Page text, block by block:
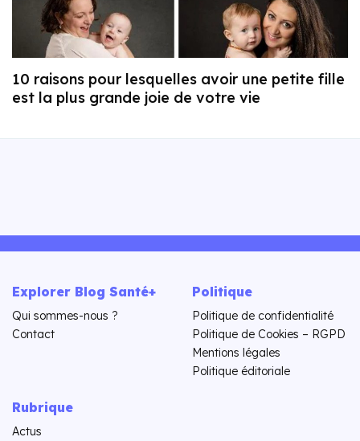
10 raisons pour lesquelles avoir une petite fille
est la plus grande joie de votre vie
Explorer Blog Santé+
Qui sommes-nous ?
Contact
Politique
Politique de confidentialité
Politique de Cookies – RGPD
Mentions légales
Politique éditoriale
Rubrique
Actus